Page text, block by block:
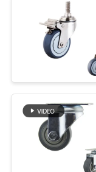
PRIVACY
POLICY